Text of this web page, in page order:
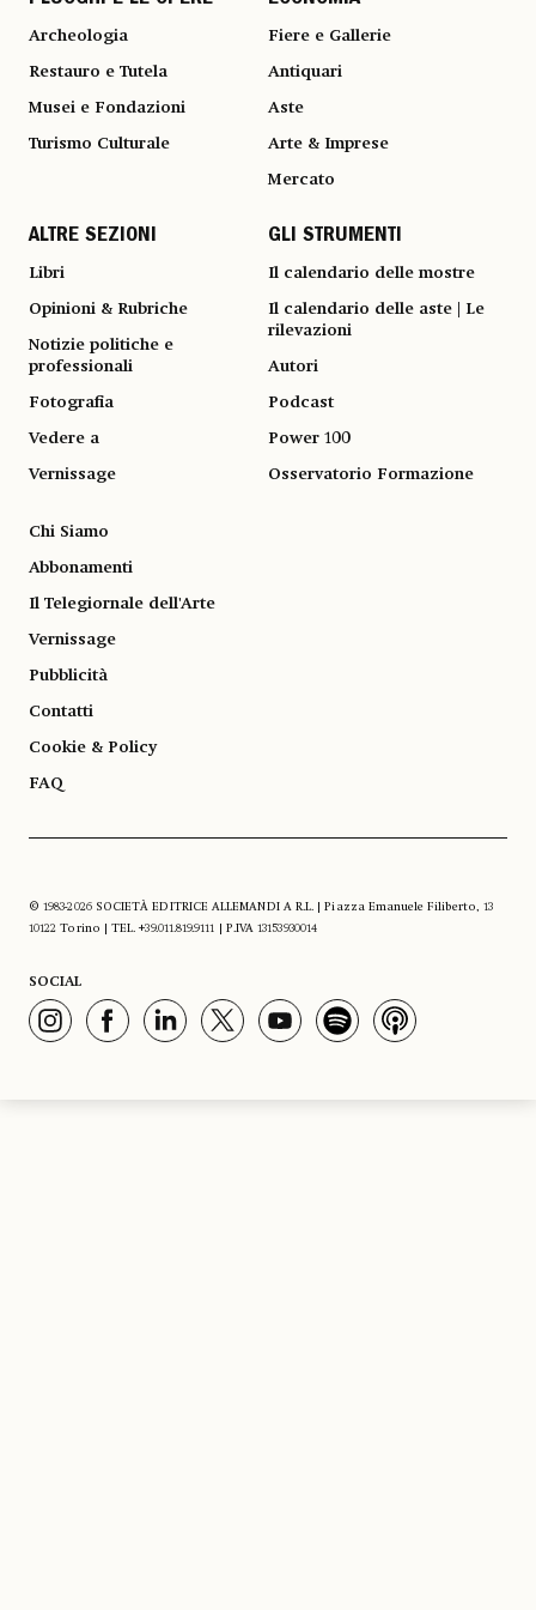
Archeologia
Restauro e Tutela
Musei e Fondazioni
Turismo Culturale
Fiere e Gallerie
Antiquari
Aste
Arte & Imprese
Mercato
ALTRE SEZIONI
Libri
Opinioni & Rubriche
Notizie politiche e
professionali
Fotografia
Vedere a
Vernissage
GLI STRUMENTI
Il calendario delle mostre
Il calendario delle aste | Le
rilevazioni
Autori
Podcast
Power 100
Osservatorio Formazione
Chi Siamo
Abbonamenti
Il Telegiornale dell'Arte
Vernissage
Pubblicità
Contatti
Cookie & Policy
FAQ
© 1983-2026 SOCIETÀ EDITRICE ALLEMANDI A R.L. | Piazza Emanuele Filiberto, 13
10122 Torino | TEL. +39.011.819.9111 | P.IVA 13153930014
SOCIAL